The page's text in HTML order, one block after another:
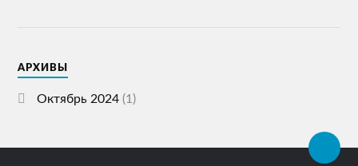
АРХИВЫ
Октябрь 2024 (1)